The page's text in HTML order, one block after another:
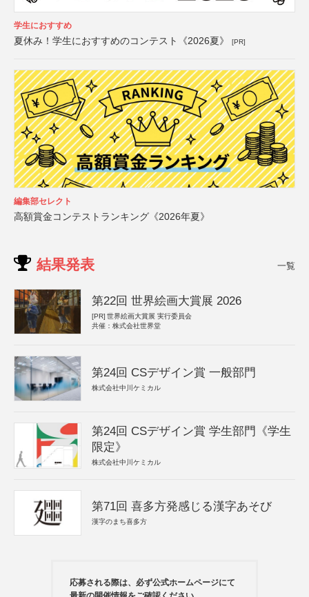
学生におすすめ
夏休み！学生におすすめのコンテスト《2026夏》 [PR]
編集部セレクト
高額賞金コンテストランキング《2026年夏》
結果発表 一覧
第22回 世界絵画大賞展 2026
[PR] 世界絵画大賞展 実行委員会
共催：株式会社世界堂
第24回 CSデザイン賞 一般部門
株式会社中川ケミカル
第24回 CSデザイン賞 学生部門《学生
限定》
株式会社中川ケミカル
第71回 喜多方発感じる漢字あそび
漢字のまち喜多方
応募される際は、必ず公式ホームページにて
最新の開催情報をご確認ください。